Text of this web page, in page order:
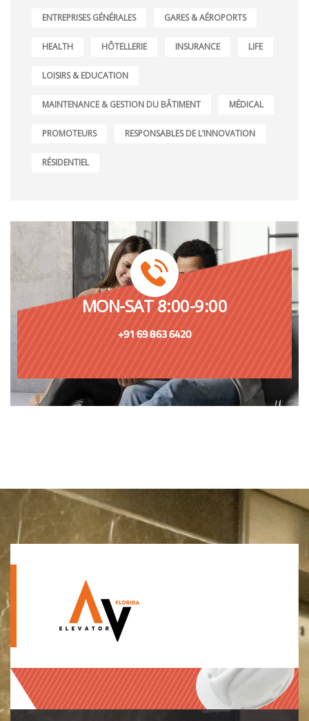
ENTREPRISES GÉNÉRALES GARES & AÉROPORTS
HEALTH HÔTELLERIE INSURANCE LIFE
LOISIRS & EDUCATION
MAINTENANCE & GESTION DU BÂTIMENT MÉDICAL
PROMOTEURS RESPONSABLES DE L’INNOVATION
RÉSIDENTIEL
MON-SAT 8:00-9:00
+91 69 863 6420